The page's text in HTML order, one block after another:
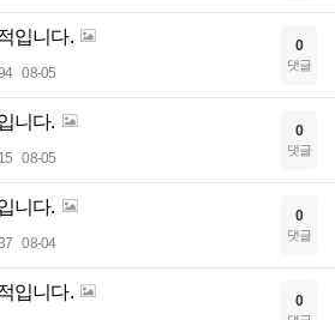
입니다.
08-05
0
댓글
니다.
08-05
0
댓글
니다.
08-04
0
댓글
입니다. 0